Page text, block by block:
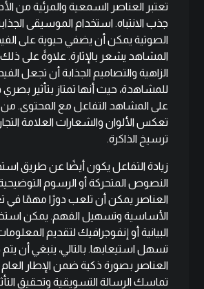
تعتبر العناصر السمعية والمرئية من
جذب الانتباه. استخدام الموسيقى
الصوتية يمكن أن يضفي حيوية على
المشاهد يشعر بالإثارة. علاوةً على
الزاهية والتصاميم الجذابة أن تجعل
للمشاهدة، حيث أنها تمتاز بتأثير
على المشاهد التفاعل مع المحتوى.
تعكس الألوان والشعارات العلامة
ترسيخ الذاكرة.
زيادة التفاعل يكون أيضًا عن طريق
النصوص المتحركة أو الرسوم
العناصر يمكن أن تلعب دورًا مهمًا في
الأساسية وتسهيل الفهم. يمكن
البيانية أو إنفوجرافيك لتقديم
تسهل استيعابها. بالتالي، ينبغي أن
العناصر بصورة ذكية ضمن الإطار
تماسك الرسالة التسويقية وتحقيق